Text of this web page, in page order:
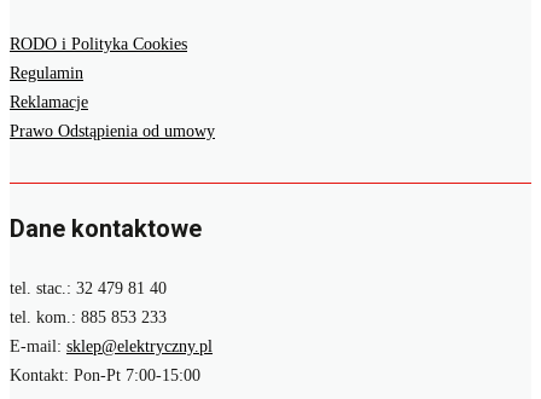
RODO i Polityka Cookies
Regulamin
Reklamacje
Prawo Odstąpienia od umowy
Dane kontaktowe
tel. stac.: 32 479 81 40
tel. kom.: 885 853 233
E-mail: sklep@elektryczny.pl
Kontakt: Pon-Pt 7:00-15:00